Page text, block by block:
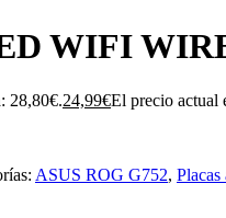
WIFI
28,80€.24,99€El precio actual
ASUS ROG G752,